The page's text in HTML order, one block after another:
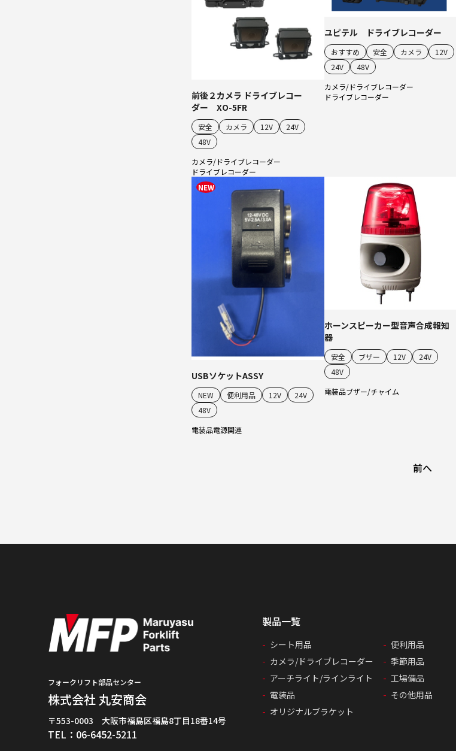
前後２カメラ ドライブレコー
ダー XO-5FR
安全 カメラ 12V
24V
48V
カメラ/ドライブレコーダー
ドライブレコーダー
ユピテル ドライブレコーダー
おすすめ 安全 カメラ
12V
24V
48V
カメラ/ドライブレコーダー
ドライブレコーダー
USBソケットASSY
NEW 便利用品 12V
24V
48V
電装品電源関連
ホーンスピーカー型音声合成報知
器
安全 ブザー 12V
24V
48V
電装品ブザー/チャイム
前へ
フォークリフト部品センター
株式会社 丸安商会
〒553-0003 大阪市福島区福島8丁目18番14号
TEL：06-6452-5211
製品一覧
シート用品
カメラ/ドライブレコーダー
アーチライト/ラインライト
電装品
オリジナルブラケット
便利用品
季節用品
工場備品
その他用品